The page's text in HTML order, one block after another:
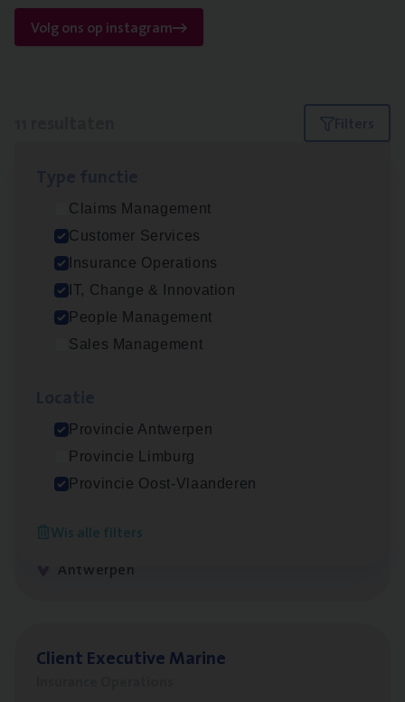
Volg ons op instagram
Filters
Claims Management
Customer Services
Insurance Operations
IT, Change & Innovation
People Management
Sales Management
Provincie Antwerpen
Provincie Limburg
Provincie Oost-Vlaanderen
Wis alle filters
(Agi­le)ITPro­ject Manager
IT, Change & Innovation
Antwerpen
Advisor/​Configuratie ana­lyst Part­ner in
Beveren
People Management, Sales Management
Antwerpen
Client Exe­cu­ti­ve Marine